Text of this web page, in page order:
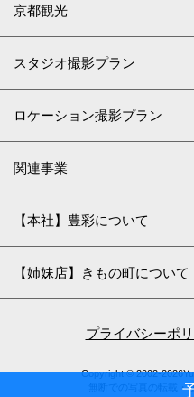
京都観光
スタジオ撮影プラン
ロケーション撮影プラン
関連事業
【本社】豊彩について
【姉妹店】きもの町について
プライバシーポ
Copyright © 2002-
無断での写真の転載・